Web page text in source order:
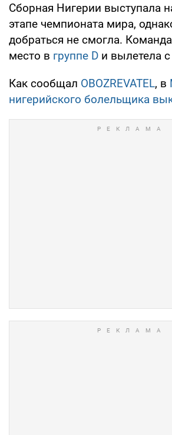
Сборная Нигерии выступала
этапе чемпионата мира,
добраться не смогла.
место в группе D и вылетела
Как сообщал OBOZREVATEL, в
нигерийского болельщика